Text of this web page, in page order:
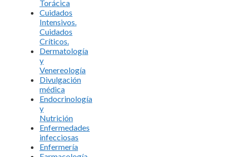
Torácica
Cuidados
Intensivos.
Cuidados
Críticos.
Dermatología
y
Venereología
Divulgación
médica
Endocrinología
y
Nutrición
Enfermedades
infecciosas
Enfermería